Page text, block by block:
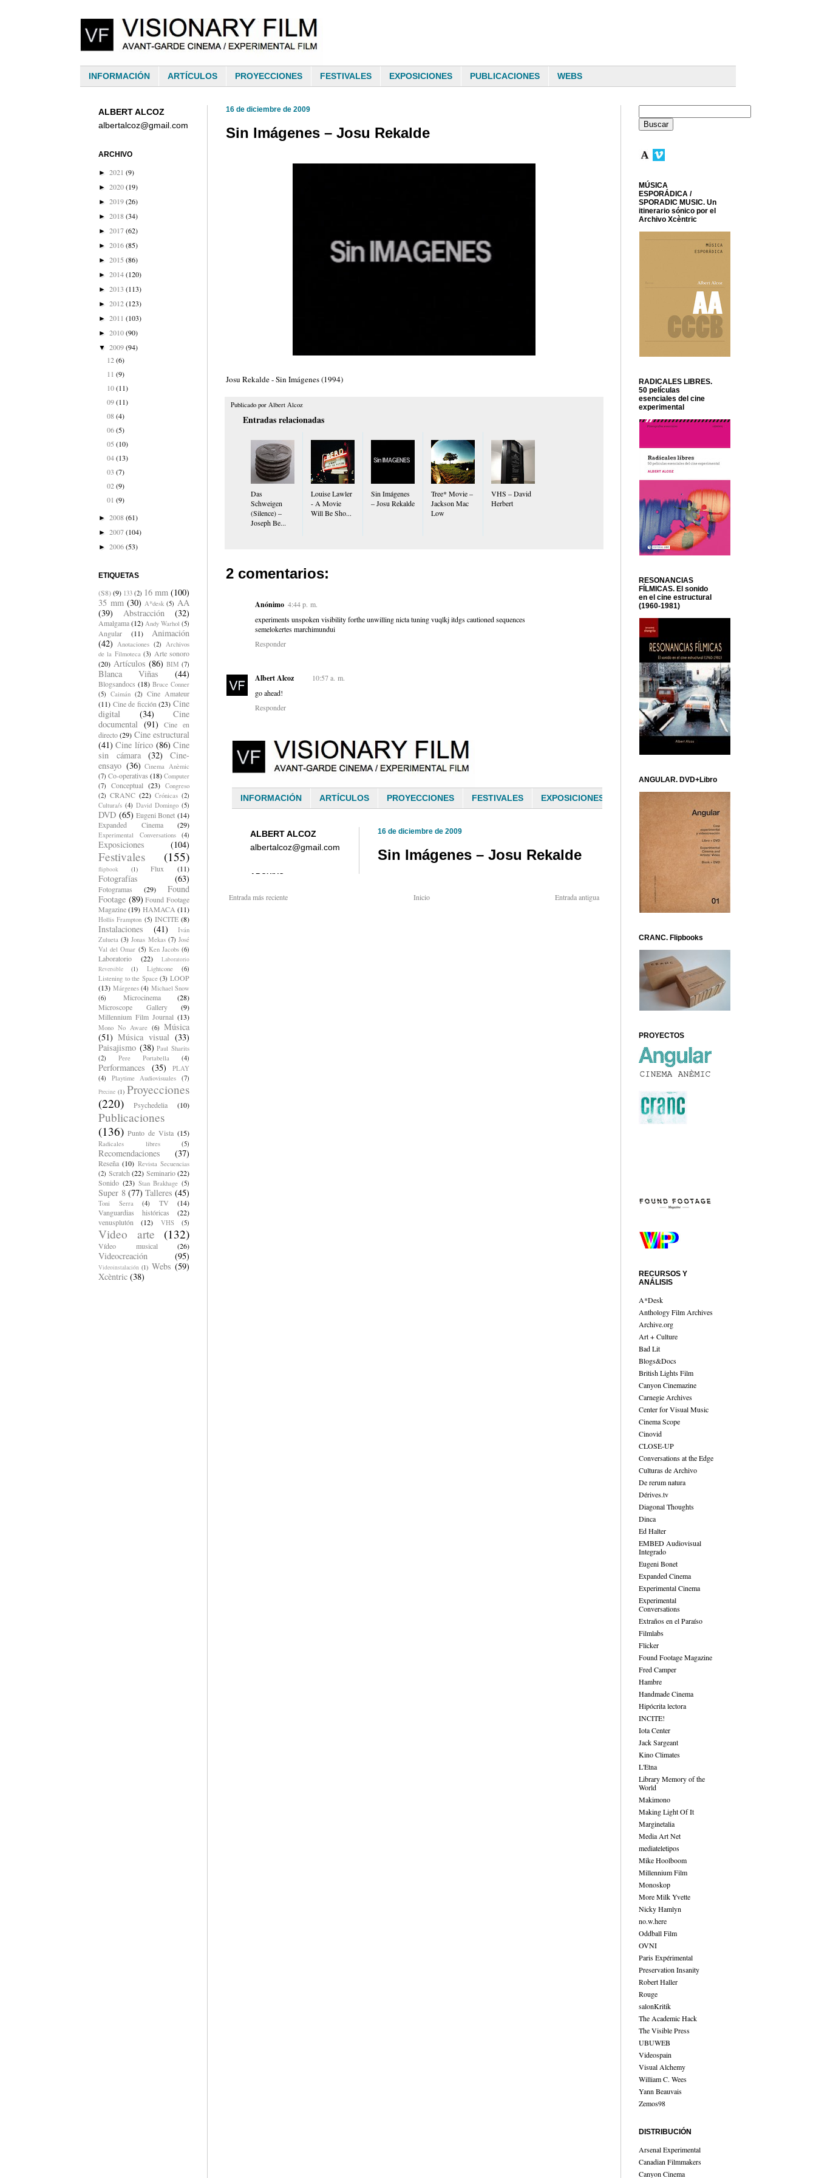
INFORMACIÓN ARTÍCULOS PROYECCIONES FESTIVALES EXPOSICIONES PUBLICACIONES WEBS
16 de diciembre de 2009
Sin Imágenes – Josu Rekalde
Josu Rekalde - Sin Imágenes (1994)
Publicado por Albert Alcoz
Entradas relacionadas
Das
Schweigen
(Silence) –
Joseph Be...
Louise Lawler
- A Movie
Will Be Sho...
Sin Imágenes
– Josu Rekalde
Tree* Movie –
Jackson Mac
Low
VHS – David
Herbert
2 comentarios:
Anónimo 4:44 p. m.
experiments unspoken visibility forthe unwilling nicta tuning vuqlkj itdgs cautioned sequences
semelokertes marchimundui
Responder
Albert Alcoz
10:57 a. m.
go ahead!
Responder
Entrada más reciente Entrada antigua
Inicio
ALBERT ALCOZ
albertalcoz@gmail.com
ARCHIVO
► 2021 (9)
► 2020(19)
► 2019(26)
► 2018(34)
► 2017(62)
► 2016(85)
► 2015 (86)
► 2014(120)
► 2013 (113)
► 2012(123)
► 2011 (103)
► 2010(90)
▼ 2009(94)
12 (6)
11 (9)
10 (11)
09 (11)
08 (4)
06 (5)
05 (10)
04 (13)
03 (7)
02 (9)
01 (9)
► 2008(61)
► 2007(104)
► 2006(53)
ETIQUETAS
(S8)(9) 133 (2) 16 mm (100)
35 mm (30) A*desk (5) AA
(39)
Abstracción (32)
Amalgama(12) Andy Warhol (5)
Angular (11)
Animación
(42)
Anotaciones (2)
Archivos
de la Filmoteca (3) Arte sonoro
(20) Artículos (86) BIM (7)
Blanca Viñas (44)
Blogsandocs (18) Bruce Conner
(5) Caimán (2) Cine Amateur
(11) Cine de ficción (23) Cine
digital
(34)
Cine
documental (91)
Cine en
directo (29) Cine estructural
(41) Cine lírico (86) Cine
sin cámara
(32)
Cine-
ensayo (36) Cinema Anèmic
(7) Co-operativas (18) Computer
(7)
Conceptual (23) Congreso
(2) CRANC (22) Crónicas (2)
Cultura/s (4) David Domingo (5)
DVD (65) Eugeni Bonet (14)
Expanded Cinema
(29)
Experimental Conversations (4)
Exposiciones (104)
Festivales (155)
flipbook (1) Flux (11)
Fotografías (63)
Fotogramas (29)
Found
Footage (89) Found Footage
Magazine (19) HAMACA (11)
Hollis Frampton (5) INCITE (8)
Instalaciones (41)
Iván
Zulueta (3) Jonas Mekas (7) José
Val del Omar (5) Ken Jacobs (6)
Laboratorio (22)
Laboratorio
Reversible
(1) Lightcone
(6)
Listening to the Space (3) LOOP
(13) Márgenes (4) Michael Snow
(6)
Microcinema
(28)
Microscope Gallery
(9)
Millennium Film Journal (13)
Mono No Aware (6) Música
(51) Música visual (33)
Paisajismo (38) Paul Sharits
(2)
Pere Portabella (4)
Performances (35)
PLAY
(4)
Playtime Audiovisuales (7)
Precine (1) Proyecciones
(220)
Psychedelia (10)
Publicaciones
(136) Punto de Vista (15)
Radicales libres (5)
Recomendaciones (37)
Reseña (10) Revista Secuencias
(2) Scratch (22) Seminario (22)
Sonido (23) Stan Brakhage (5)
Super 8 (77) Talleres (45)
Toni Serra (4) TV
(14)
Vanguardias históricas
(22)
venusplutón
(12) VHS (5)
Video arte (132)
Vídeo musical (26)
Videocreación (95)
Videoinstalación (1) Webs (59)
Xcèntric (38)
MÚSICA
ESPORÁDICA /
SPORADIC MUSIC. Un
itinerario sónico por el
Archivo Xcèntric
RADICALES LIBRES.
50 películas
esenciales del cine
experimental
RESONANCIAS
FÍLMICAS. El sonido
en el cine estructural
(1960-1981)
ANGULAR. DVD+Libro
CRANC. Flipbooks
PROYECTOS
RECURSOS Y
ANÁLISIS
A*Desk
Anthology Film Archives
Archive.org
Art + Culture
Bad Lit
Blogs&Docs
British Lights Film
Canyon Cinemazine
Carnegie Archives
Center for Visual Music
Cinema Scope
Cinovid
CLOSE-UP
Conversations at the Edge
Culturas de Archivo
De rerum natura
Dérives.tv
Diagonal Thoughts
Dinca
Ed Halter
EMBED Audiovisual
Integrado
Eugeni Bonet
Expanded Cinema
Experimental Cinema
Experimental
Conversations
Extraños en el Paraíso
Filmlabs
Flicker
Found Footage Magazine
Fred Camper
Hambre
Handmade Cinema
Hipócrita lectora
INCITE!
Iota Center
Jack Sargeant
Kino Climates
L'Etna
Library Memory of the
World
Makimono
Making Light Of It
Marginetalia
Media Art Net
mediateletipos
Mike Hoolboom
Millennium Film
Monoskop
More Milk Yvette
Nicky Hamlyn
no.w.here
Oddball Film
OVNI
Paris Expérimental
Preservation Insanity
Robert Haller
Rouge
salonKritik
The Academic Hack
The Visible Press
UBUWEB
Videospain
Visual Alchemy
William C. Wees
Yann Beauvais
Zemos98
DISTRIBUCIÓN
Arsenal Experimental
Canadian Filmmakers
Canyon Cinema